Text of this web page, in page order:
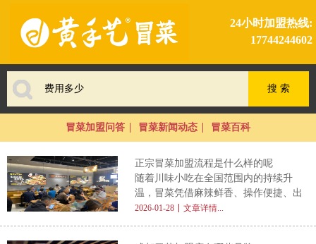
24小时加盟热线:
17744244602
冒菜加盟问答 冒菜新闻动态 冒菜百科
正宗冒菜加盟流程是什么样的呢
随着川味小吃在全国范围内的持续升
温，冒菜凭借麻辣鲜香、操作便捷、出
餐高效等优势，成为众多创业者青睐的
2026-01-28 文章详情...